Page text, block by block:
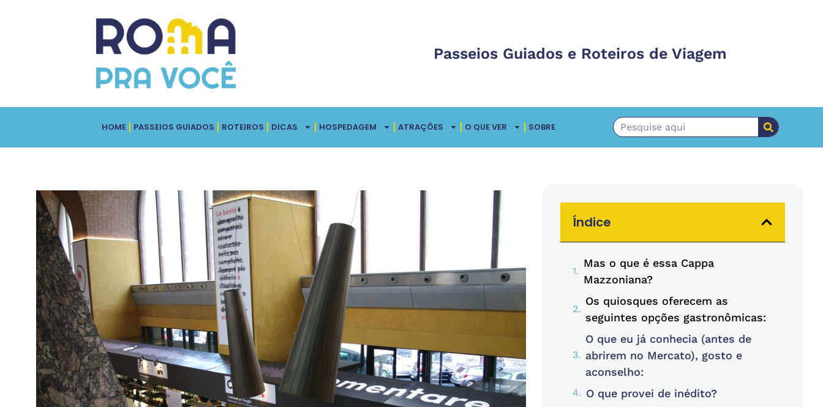
Passeios Guiados e Roteiros de Viagem
HOME PASSEIOS GUIADOS ROTEIROS DICAS HOSPEDAGEM ATRAÇÕES O QUE VER SOBRE
Índice
Mas o que é essa Cappa
Mazzoniana?
Os quiosques oferecem as
seguintes opções gastronômicas:
O que eu já conhecia (antes de
abrirem no Mercato), gosto e
aconselho:
O que provei de inédito?